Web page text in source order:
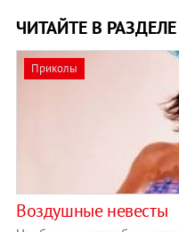
ЧИТАЙТЕ В РАЗДЕЛЕ
Приколы
Воздушные невесты